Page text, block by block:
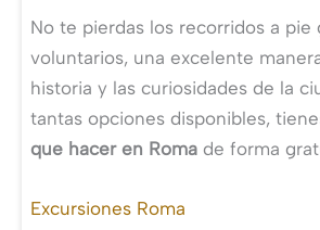
No te pierdas los recorridos a pie
voluntarios, una excelente
historia y las curiosidades de la
tantas opciones disponibles,
que hacer en Roma de forma
Excursiones Roma